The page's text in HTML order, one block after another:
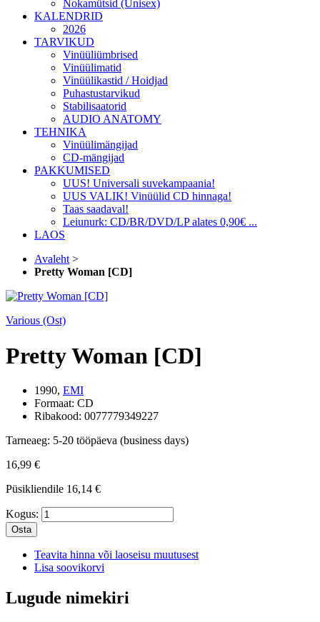
Nokamütsid (Unisex)
KALENDRID
2026
TARVIKUD
Vinüüliümbrised
Vinüülimatid
Vinüülikastid / Hoidjad
Puhastustarvikud
Stabilisaatorid
AUDIO ANATOMY
TEHNIKA
Vinüülimängijad
CD-mängijad
PAKKUMISED
UUS! Universali suvekampaania!
UUS VALIK! Vinüülid CD hinnaga!
Taas saadaval!
Leiunurk: CD/BR/DVD/LP alates 0,90€ ...
LAOS
Avaleht >
Pretty Woman [CD]
Various (Ost)
Pretty Woman [CD]
1990, EMI
Formaat: CD
Ribakood: 0077779349227
Tarneaeg: 5-20 tööpäeva (business days)
16,99 €
Püsikliendile 16,14 €
Kogus:
Osta
Teavita hinna või laoseisu muutusest
Lisa soovikorvi
Lugude nimekiri